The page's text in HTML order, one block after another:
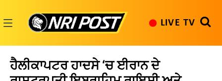
content
LIVE TV
ਹੈਲੀਕਾਪਟਰ ਹਾਦਸੇ ‘ਚ ਈਰਾਨ ਦੇ